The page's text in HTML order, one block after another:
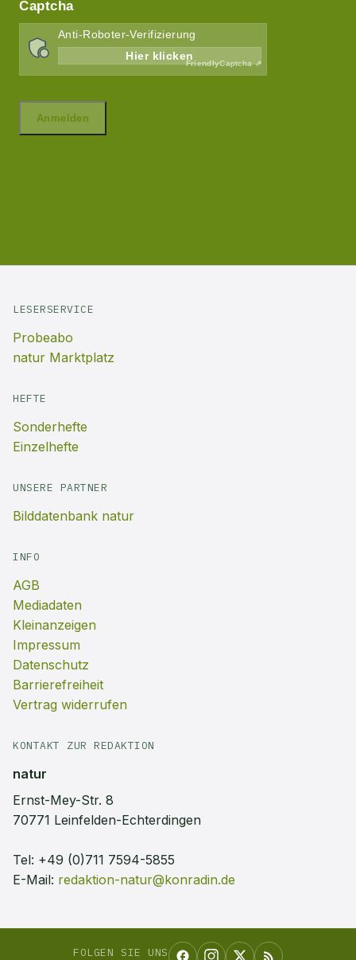
LESERSERVICE
Probeabo
natur Marktplatz
HEFTE
Sonderhefte
Einzelhefte
UNSERE PARTNER
Bilddatenbank natur
INFO
AGB
Mediadaten
Kleinanzeigen
Impressum
Datenschutz
Barrierefreiheit
Vertrag widerrufen
KONTAKT ZUR REDAKTION
natur
Ernst-Mey-Str. 8
70771 Leinfelden-Echterdingen
Tel: +49 (0)711 7594-5855
E-Mail: redaktion-natur@konradin.de
FOLGEN SIE UNS